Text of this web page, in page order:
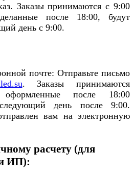
Заказы принимаются с 9:00
после 18:00, будут
день с 9:00.
почте: Отправьте письмо
. Заказы принимаются
оформленные после 18:00
день после 9:00.
вам на электронную
расчету (для
ИП):